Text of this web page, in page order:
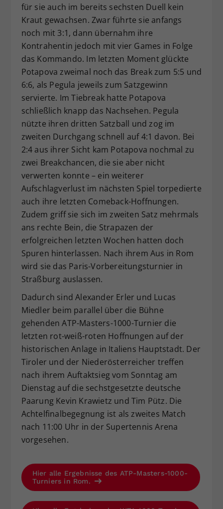
für sie auch im bereits sechsten Duell kein
Kraut gewachsen. Zwar führte sie anfangs
noch mit 3:1, dann übernahm ihre
Kontrahentin jedoch mit vier Games in Folge
das Kommando. Im letzten Moment glückte
Potapova zweimal noch das Break zum 5:5 und
6:6, als Pegula jeweils zum Satzgewinn
servierte. Im Tiebreak hatte Potapova
schließlich knapp das Nachsehen. Pegula
nützte ihren dritten Satzball und zog im
zweiten Durchgang schnell auf 4:1 davon. Bei
2:4 aus ihrer Sicht kam Potapova nochmal zu
zwei Breakchancen, die sie aber nicht
verwerten konnte – ein weiterer
Aufschlagverlust im nächsten Spiel torpedierte
auch ihre letzten Comeback-Hoffnungen.
Zudem griff sie sich im zweiten Satz mehrmals
ans rechte Bein, die Strapazen der
erfolgreichen letzten Wochen hatten doch
Spuren hinterlassen. Nach ihrem Aus in Rom
wird sie das Paris-Vorbereitungsturnier in
Straßburg auslassen.
Dadurch sind Alexander Erler und Lucas
Miedler beim parallel über die Bühne
gehenden ATP-Masters-1000-Turnier die
letzten rot-weiß-roten Hoffnungen auf der
historischen Anlage in Italiens Hauptstadt. Der
Tiroler und der Niederösterreicher treffen
nach ihrem Auftaktsieg vom Sonntag am
Dienstag auf die sechstgesetzte deutsche
Paarung Kevin Krawietz und Tim Pütz. Die
Achtelfinalbegegnung ist als zweites Match
nach 11:00 Uhr in der Supertennis Arena
vorgesehen.
Hier alle Ergebnisse des ATP-Masters-1000-
Turniers in Rom.